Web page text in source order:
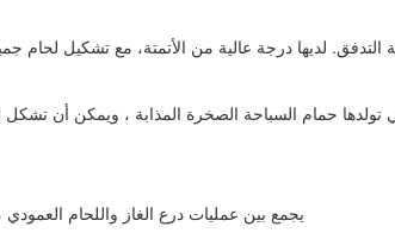
لديها درجة عالية من الأتمتة، مع تشكيل
تولدها حمام السباحة الصخرة المذابة ، ويمكن أن
يجمع بين عمليات درع الغاز واللحام